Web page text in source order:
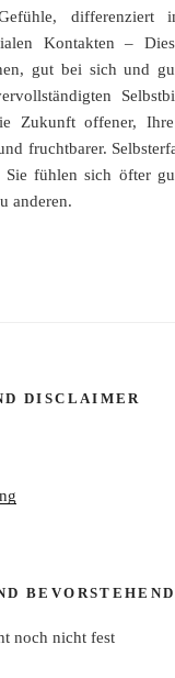
differenziert
Kontakten –
gut bei sich und
Zukunft offener,
fruchtbarer.
Sie fühlen sich öfter
anderen.
DISCLAIMER
noch nicht fest